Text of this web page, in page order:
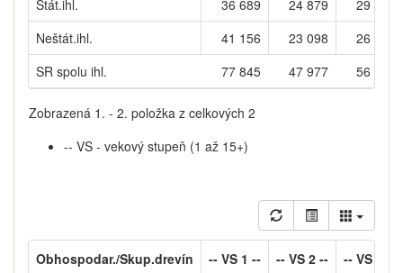
SR spolu ihl. 77 845 47 977 56 555
Štát.ihl. 36 689 24 879
29 665
Neštát.ihl.
41 156 23 098 26 890
Zobrazená 1. - 2. položka z celkových 2
-- VS - vekový stupeň (1 až 15+)
Obhospodar./Skup.drevín -- VS 1 -- -- VS 2 -- -- VS 3 --